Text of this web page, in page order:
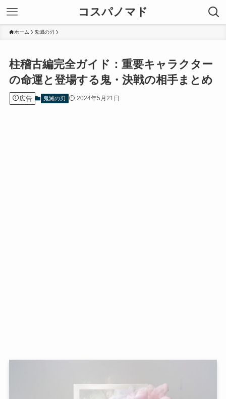
コスパノマド
ホーム 鬼滅の刃
柱稽古編完全ガイド：重要キャラクター
の命運と登場する鬼・決戦の相手まとめ
広告 鬼滅の刃 2024年5月21日